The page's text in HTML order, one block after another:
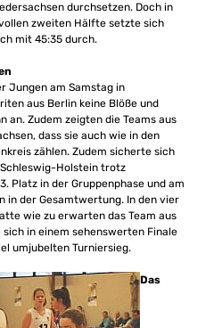
durchsetzen. Doch in
zweiten Hälfte setzte sich
mit 45:35 durch.
Jungen am Samstag in
aus Berlin keine Blöße und
an. Zudem zeigten die Teams aus
dass sie auch wie in den
zählen. Zudem sicherte sich
Holstein trotz
Platz in der Gruppenphase und am
in der Gesamtwertung. In den vier
wie zu erwarten das Team aus
in einem sehenswerten Finale
umjubelten Turniersieg.
Das